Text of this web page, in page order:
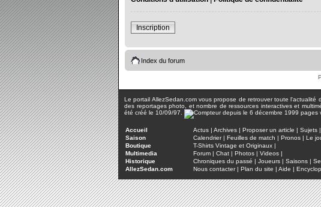
Inscription
Index du forum
Le portail AllezSedan.com vous propose de retrouver toute
des reportages photo, et nombre de ressources interactives et
été créé le 10/09/97.
pages
Accueil Actus | Archives | Proposer un article | Sujets |
Saison
Calendrier| Feuilles de match | Pronos | Le
Boutique
T-Shirts Vintage et Originaux |
Multimedia
Forum | Chat | Photos | Videos |
Historique
Chroniques du passé | Joueurs | Saisons |
AllezSedan.com
Nous contacter| Plan du site | Aide |